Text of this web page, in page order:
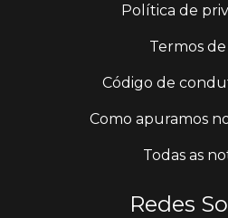
Política de
Termos
Código de
Como apuramos
Todas as
Redes